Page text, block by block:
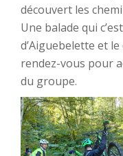
découvert les
Une balade qui
d’Aiguebelette et
rendez-vous pour
du groupe.